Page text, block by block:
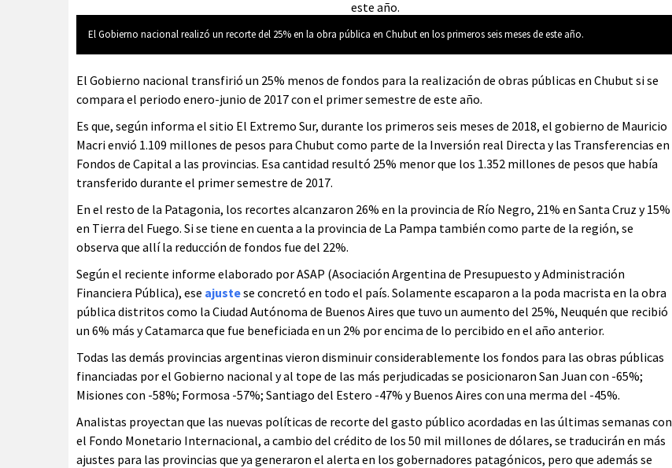
El Gobierno nacional realizó un recorte del 25% en la obra pública en Chubut en los primeros seis meses de este año.
El Gobierno nacional transfirió un 25% menos de fondos para la realización de obras públicas en Chubut si se
compara el periodo enero-junio de 2017 con el primer semestre de este año.
Es que, según informa el sitio El Extremo Sur, durante los primeros seis meses de 2018, el gobierno de Mauricio
Macri envió 1.109 millones de pesos para Chubut como parte de la Inversión real Directa y las Transferencias en
Fondos de Capital a las provincias. Esa cantidad resultó 25% menor que los 1.352 millones de pesos que había
transferido durante el primer semestre de 2017.
En el resto de la Patagonia, los recortes alcanzaron 26% en la provincia de Río Negro, 21% en Santa Cruz y 15%
en Tierra del Fuego. Si se tiene en cuenta a la provincia de La Pampa también como parte de la región, se
observa que allí la reducción de fondos fue del 22%.
Según el reciente informe elaborado por ASAP (Asociación Argentina de Presupuesto y Administración
Financiera Pública), ese ajustese concretó en todo el país. Solamente escaparon a la poda macrista en la obra
pública distritos como la Ciudad Autónoma de Buenos Aires que tuvo un aumento del 25%, Neuquén que recibió
un 6% más y Catamarca que fue beneficiada en un 2% por encima de lo percibido en el año anterior.
Todas las demás provincias argentinas vieron disminuir considerablemente los fondos para las obras públicas
financiadas por el Gobierno nacional y al tope de las más perjudicadas se posicionaron San Juan con -65%;
Misiones con -58%; Formosa -57%; Santiago del Estero -47% y Buenos Aires con una merma del -45%.
Analistas proyectan que las nuevas políticas de recorte del gasto público acordadas en las últimas semanas con
el Fondo Monetario Internacional, a cambio del crédito de los 50 mil millones de dólares, se traducirán en más
ajustes para las provincias que ya generaron el alerta en los gobernadores patagónicos, pero que además se